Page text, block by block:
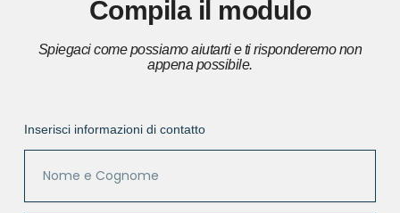
Compila il modulo
Spiegaci come possiamo aiutarti e ti risponderemo non
appena possibile.
Inserisci informazioni di contatto